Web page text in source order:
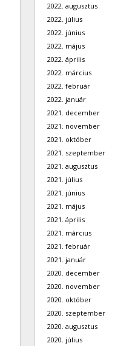
2022. augusztus
2022. július
2022. június
2022. május
2022. április
2022. március
2022. február
2022. január
2021. december
2021. november
2021. október
2021. szeptember
2021. augusztus
2021. július
2021. június
2021. május
2021. április
2021. március
2021. február
2021. január
2020. december
2020. november
2020. október
2020. szeptember
2020. augusztus
2020. július